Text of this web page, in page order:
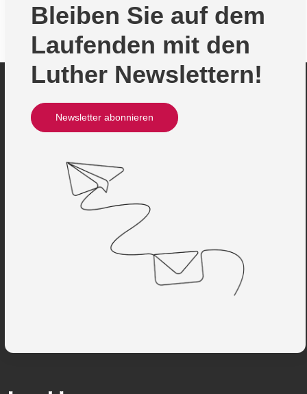
Bleiben Sie auf dem
Laufenden mit den
Luther Newslettern!
Newsletter abonnieren